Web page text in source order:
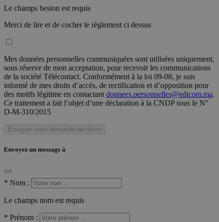
Le champs besion est requis
Merci de lire et de cocher le règlement ci dessus
Mes données personnelles communiquées sont utilisées uniquement,
sous réserve de mon acceptation, pour recevoir les communications
de la société Télécontact. Conformément à la loi 09-08, je suis
informé de mes droits d’accès, de rectification et d’opposition pour
des motifs légitime en contactant donnees.personnelles@edicom.ma.
Ce traitement a fait l’objet d’une déclaration à la CNDP sous le N°
D-M-310/2015
Envoyer votre demande de devis
Envoyez un message à
* Nom :
Le champs nom est requis
* Prénom :